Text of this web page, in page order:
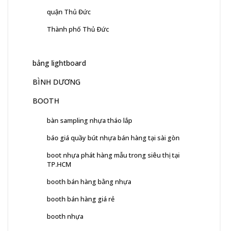
quận Thủ Đức
Thành phố Thủ Đức
bảng lightboard
BÌNH DƯƠNG
BOOTH
bàn sampling nhựa tháo lắp
báo giá quầy bút nhựa bán hàng tại sài gòn
boot nhựa phát hàng mẫu trong siêu thị tại
TP.HCM
booth bán hàng bằng nhựa
booth bán hàng giá rẻ
booth nhựa